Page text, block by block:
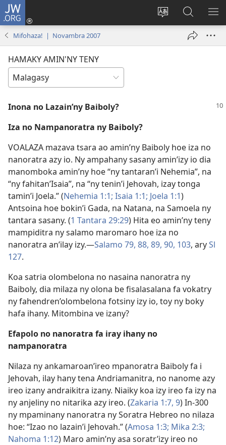
JW.ORG
Hiova
Hiditra
(manokatra
ato
Amin’ny
Mifohaza! | Novambra 2007
HAMAKY AMIN'NY TENY
Inona no Lazain’ny Baiboly?
Iza no Nampanoratra ny Baiboly?
VOALAZA mazava tsara ao amin’ny Baiboly hoe iza no
nanoratra azy io. Ny ampahany sasany amin’izy io dia
manomboka amin’ny hoe “ny tantaran’i Nehemia”, na
“ny fahitan’Isaia”, na “ny tenin’i Jehovah, izay tonga
tamin’i Joela.” (Nehemia 1:1; Isaia 1:1; Joela 1:1)
Antsoina hoe bokin’i Gada, na Natana, na Samoela ny
tantara sasany. (1 Tantara 29:29) Hita eo amin’ny teny
mampiditra ny salamo maromaro hoe iza no
nanoratra an’ilay izy.—Salamo 79, 88, 89, 90, 103, arySl
127.
Koa satria olombelona no nasaina nanoratra ny
Baiboly, dia milaza ny olona be fisalasalana fa vokatry
ny fahendren’olombelona fotsiny izy io, toy ny boky
hafa ihany. Mitombina ve izany?
Efapolo no nanoratra fa iray ihany no
nampanoratra
Nilaza ny ankamaroan’ireo mpanoratra Baiboly fa i
Jehovah, ilay hany tena Andriamanitra, no nanome azy
ireo izany andraikitra izany. Niaiky koa izy ireo fa izy na
ny anjeliny no nitarika azy ireo. (Zakaria 1:7, 9) In-300
ny mpaminany nanoratra ny Soratra Hebreo no nilaza
hoe: “Izao no lazain’i Jehovah.” (Amosa 1:3; Mika 2:3;
Nahoma 1:12) Maro amin’ny asa soratr’izy ireo no